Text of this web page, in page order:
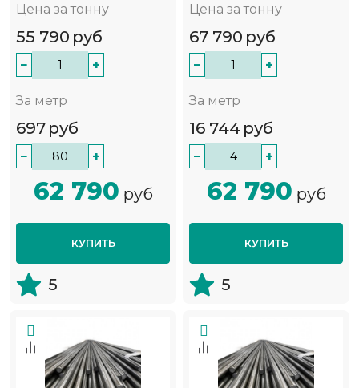
Цена за тонну
55 790 руб
− +
За метр
697 руб
− +
62 790 руб
КУПИТЬ
5
Цена за тонну
67 790 руб
− +
За метр
16 744 руб
− +
62 790 руб
КУПИТЬ
5